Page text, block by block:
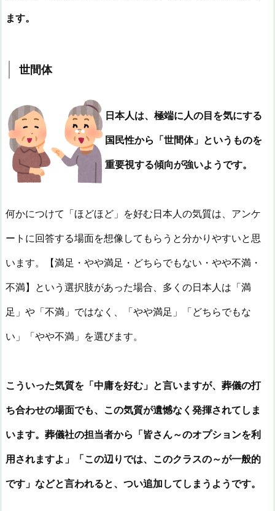
ます。
世間体
日本人は、極端に人の目を気にする
国民性から「世間体」というものを
重要視する傾向が強いようです。
何かにつけて「ほどほど」を好む日本人の気質は、アンケ
ートに回答する場面を想像してもらうと分かりやすいと思
います。【満足・やや満足・どちらでもない・やや不満・
不満】という選択肢があった場合、多くの日本人は「満
足」や「不満」ではなく、「やや満足」「どちらでもな
い」「やや不満」を選びます。
こういった気質を「中庸を好む」と言いますが、葬儀の打
ち合わせの場面でも、この気質が遺憾なく発揮されてしま
います。葬儀社の担当者から「皆さん～のオプションを利
用されますよ」「この辺りでは、このクラスの～が一般的
です」などと言われると、つい追加してしまうようです。